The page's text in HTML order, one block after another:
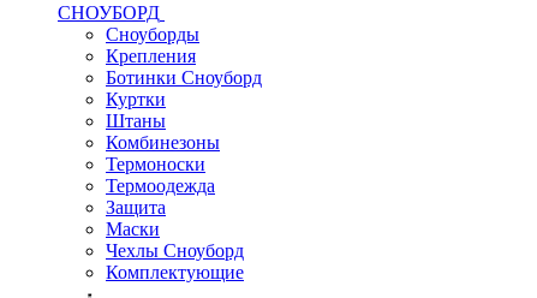
СНОУБОРД
Сноуборды
Крепления
Ботинки Сноуборд
Куртки
Штаны
Комбинезоны
Термоноски
Термоодежда
Защита
Маски
Чехлы Сноуборд
Комплектующие